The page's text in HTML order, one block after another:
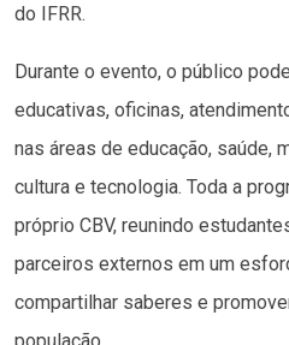
do IFRR.
Durante o evento, o público
educativas, oficinas,
nas áreas de educação, saúde,
cultura e tecnologia. Toda a
próprio CBV, reunindo
parceiros externos em um
compartilhar saberes e